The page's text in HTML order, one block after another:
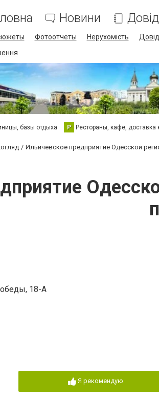
Новини
Фотоотчеты Нерухомість
базы отдыха Р Рестораны, кафе, доставка
Ильичевское предприятие Одесской
18-А
Я рекомендую